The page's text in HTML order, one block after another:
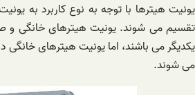
یونیت هیترها با توجه به نوع کاربرد به
تقسیم می شوند. یونیت هیترهای خانگی و
یکدیگر می باشند، اما یونیت هیترهای
می شوند.